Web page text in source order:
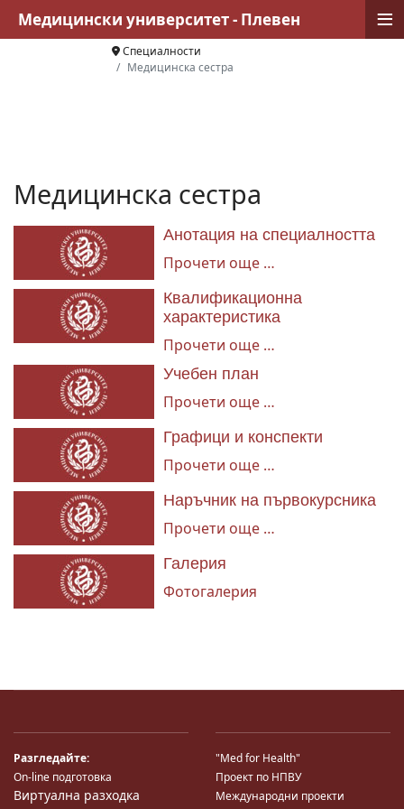
Специалности
Медицинска сестра
Медицинска сестра
Анотация на специалността
Прочети още …
Квалификационна
характеристика
Прочети още …
Учебен план
Прочети още …
Графици и конспекти
Прочети още …
Наръчник на първокурсника
Прочети още …
Галерия
Фотогалерия
Разгледайте:
On-line подготовка
Виртуална разходка
"Med for Health"
Проект по НПВУ
Международни проекти
Медицински университет - Плевен ≡